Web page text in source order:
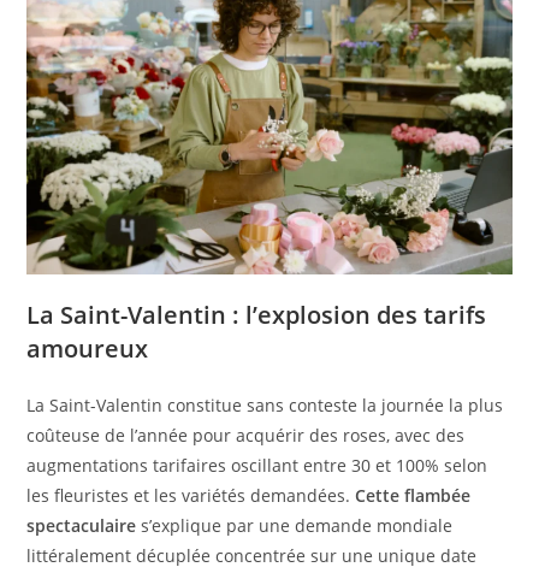
La Saint-Valentin : l’explosion des tarifs
amoureux
La Saint-Valentin constitue sans conteste la journée la plus
coûteuse de l’année pour acquérir des roses, avec des
augmentations tarifaires oscillant entre 30 et 100% selon
les fleuristes et les variétés demandées.Cette flambée
spectaculaire s’explique par une demande mondiale
littéralement décuplée concentrée sur une unique date